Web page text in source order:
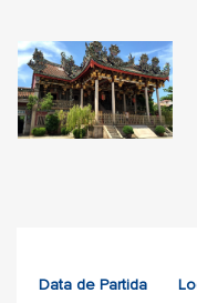
Data de Partida